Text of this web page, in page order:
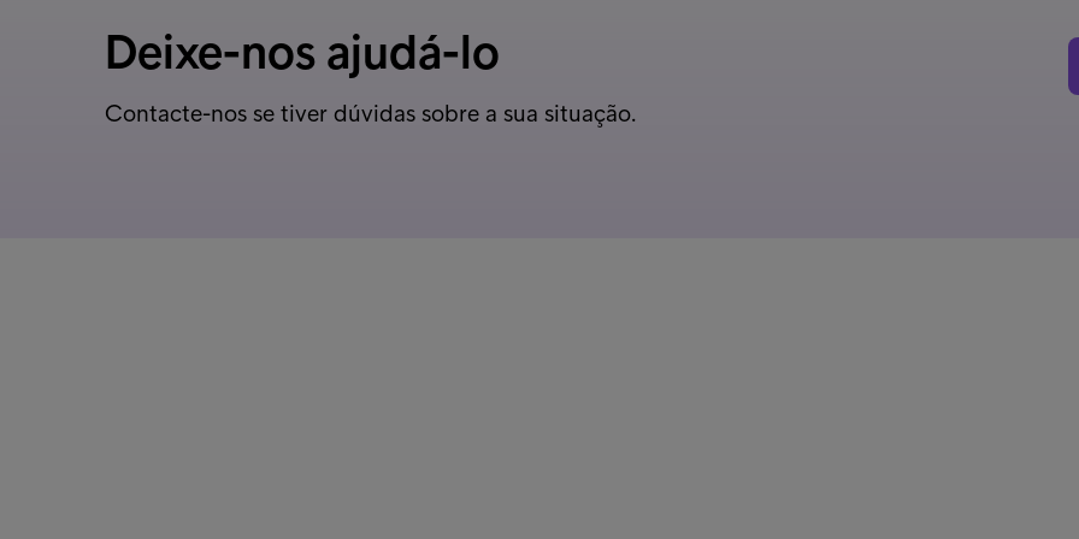
Deixe-nos ajudá-lo
Contacte-nos se tiver dúvidas sobre a sua situação.